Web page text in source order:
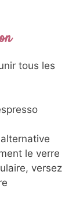
tous les
le verre
versez